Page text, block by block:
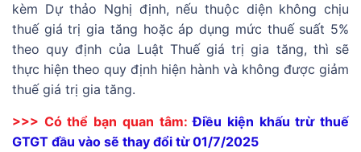
kèm Dự thảo Nghị định, nếu thuộc diện không chịu
thuế giá trị gia tăng hoặc áp dụng mức thuế suất 5%
theo quy định của Luật Thuế giá trị gia tăng, thì sẽ
thực hiện theo quy định hiện hành và không được giảm
thuế giá trị gia tăng.
>>> Có thể bạn quan tâm:Điều kiện khấu trừ thuế
GTGT đầu vào sẽ thay đổi từ 01/7/2025